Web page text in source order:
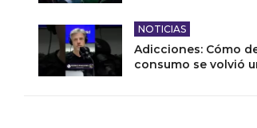
NOTICIAS
Adicciones: Cómo
consumo se volvió